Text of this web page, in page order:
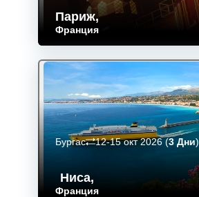
Париж,
Франция
Ниса,
Франция
Бургас 12-15 окт 2026(3 Дни)